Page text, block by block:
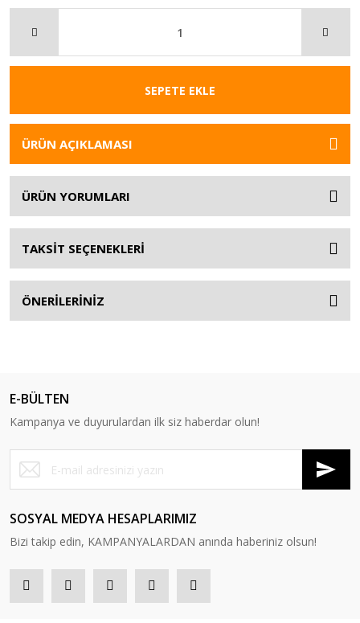
SEPETE EKLE
ÜRÜN AÇIKLAMASI
ÜRÜN YORUMLARI
TAKSİT SEÇENEKLERİ
ÖNERİLERİNİZ
E-BÜLTEN
Kampanya ve duyurulardan ilk siz haberdar olun!
SOSYAL MEDYA HESAPLARIMIZ
Bizi takip edin, KAMPANYALARDAN anında haberiniz olsun!